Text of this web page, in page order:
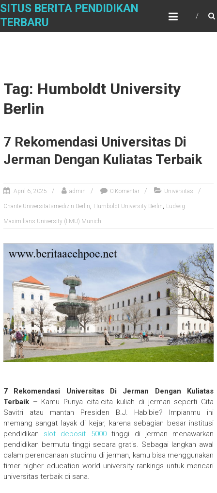
Skip
content
SITUS BERITA PENDIDIKAN
TERBARU
Tag: Humboldt University
Berlin
7 Rekomendasi Universitas Di
Jerman Dengan Kuliatas Terbaik
April 6, 2025 admin 0 Komentar Universitas
Charite Universitatsmedizin Berlin, Humboldt University Berlin, Ludwig
Maximilians University (LMU) Munich
7 Rekomendasi Universitas Di Jerman Dengan Kuliatas
Terbaik – Kamu Punya cita-cita kuliah di jerman seperti Gita
Savitri atau mantan Presiden B.J. Habibie? Impianmu ini
memang sangat layak di kejar, karena sebagian besar institusi
pendidikan slot deposit 5000tinggi di jerman menawarkan
pendidikan bermutu tinggi secara gratis. Sebagai langkah awal
dalam perencanaan studimu di jerman, kamu bisa menggunakan
timer higher education world university rankings untuk mencari
universitas terbaik di sana.